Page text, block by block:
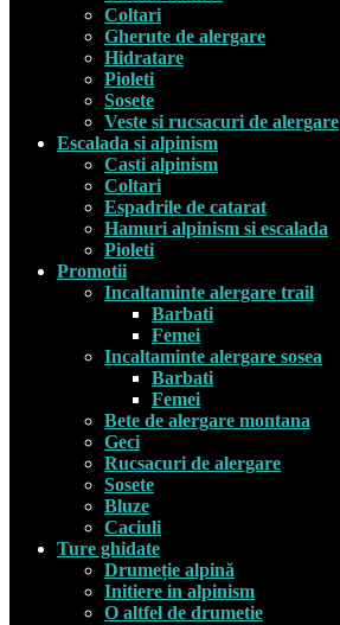
Coltari
Gherute de alergare
Hidratare
Pioleti
Sosete
Veste si rucsacuri de alergare
Escalada si alpinism
Casti alpinism
Coltari
Espadrile de catarat
Hamuri alpinism si escalada
Pioleti
Promotii
Incaltaminte alergare trail
Barbati
Femei
Incaltaminte alergare sosea
Barbati
Femei
Bete de alergare montana
Geci
Rucsacuri de alergare
Sosete
Bluze
Caciuli
Ture ghidate
Drumeție alpină
Initiere in alpinism
O altfel de drumetie